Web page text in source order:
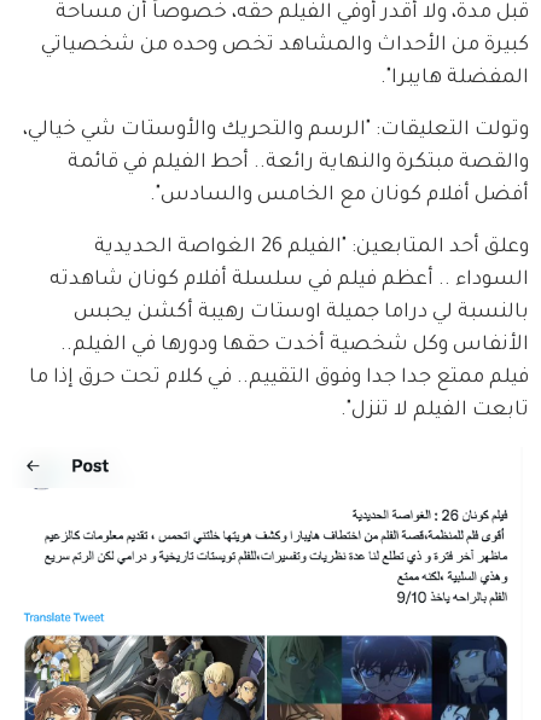
قبل مدة، ولا أقدر أوفي الفيلم حقه، خصوصاً أن مساحة
كبيرة من الأحداث والمشاهد تخص وحده من شخصياتي
المفضلة هايبرا".
وتولت التعليقات: "الرسم والتحريك والأوستات شي خيالي،
والقصة مبتكرة والنهاية رائعة.. أحط الفيلم في قائمة
أفضل أفلام كونان مع الخامس والسادس".
وعلق أحد المتابعين: "الفيلم 26 الغواصة الحديدية
السوداء .. أعظم فيلم في سلسلة أفلام كونان شاهدته
بالنسبة لي دراما جميلة اوستات رهيبة أكشن يحبس
الأنفاس وكل شخصية أخدت حقها ودورها في الفيلم..
فيلم ممتع جدا جدا وفوق التقييم.. في كلام تحت حرق إذا ما
تابعت الفيلم لا تنزل".